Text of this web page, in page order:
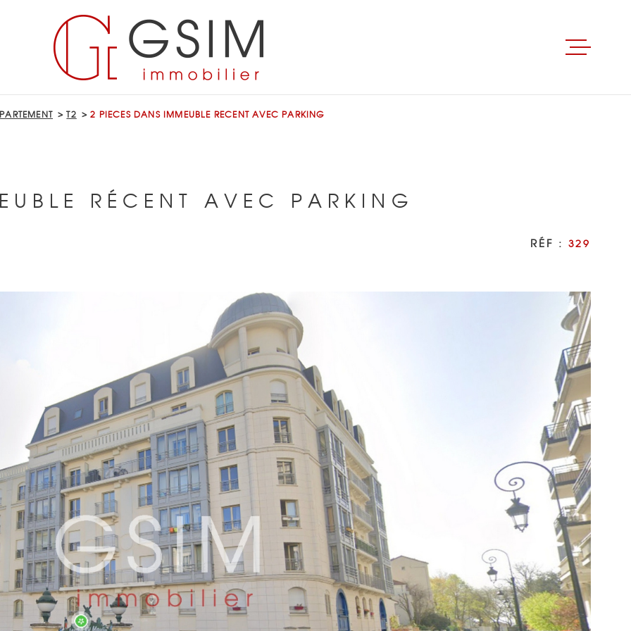
BIENS LOUÉS
ESTIMER
BIENS VENDUS
NOTRE
CONTACT
T2 2 PIECES DANS IMMEUBLE RECENT AVEC PARKING
RÉCENT AVEC PARKING
RÉF : 329